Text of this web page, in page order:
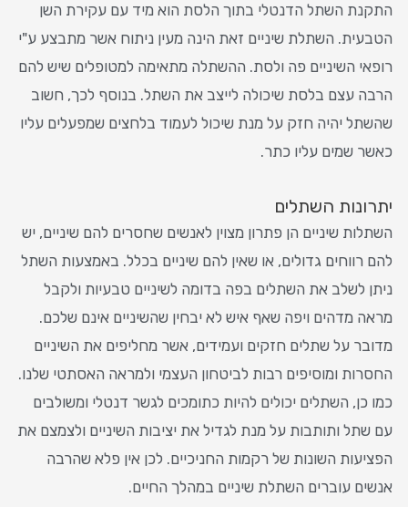
התקנת השתל הדנטלי בתוך הלסת הוא מיד עם עקירת השן
הטבעית. השתלת שיניים זאת הינה מעין ניתוח אשר מתבצע ע"י
רופאי השיניים פה ולסת. ההשתלה מתאימה למטופלים שיש להם
הרבה עצם בלסת שיכולה לייצב את השתל. בנוסף לכך, חשוב
שהשתל יהיה חזק על מנת שיכול לעמוד בלחצים שמפעלים עליו
כאשר שמים עליו כתר.
יתרונות השתלים
השתלות שיניים הן פתרון מצוין לאנשים שחסרים להם שיניים, יש
להם רווחים גדולים, או שאין להם שיניים בכלל. באמצעות השתל
ניתן לשלב את השתלים בפה בדומה לשיניים טבעיות ולקבל
מראה מדהים ויפה שאף איש לא יבחין שהשיניים אינם שלכם.
מדובר על שתלים חזקים ועמידים, אשר מחליפים את השיניים
החסרות ומוסיפים רבות לביטחון העצמי ולמראה האסתטי שלנו.
כמו כן, השתלים יכולים להיות כתומכים לגשר דנטלי ומשולבים
עם שתל ותותבות על מנת לגדיל את יציבות השיניים ולצמצם את
הפציעות השונות של רקמות החניכיים. לכן אין פלא שהרבה
אנשים עוברים השתלת שיניים במהלך החיים.